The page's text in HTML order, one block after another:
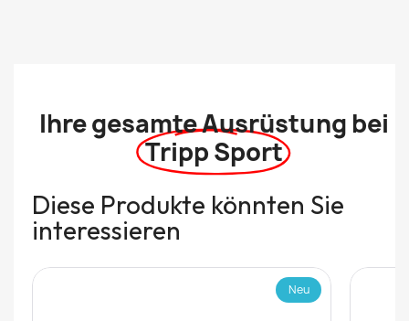
Ihre gesamte Ausrüstung bei
Tripp Sport
Diese Produkte könnten Sie
interessieren
Neu